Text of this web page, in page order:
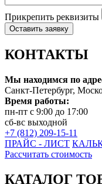
Прикрепить реквизиты
Оставить заявку
КОНТАКТЫ
Мы находимся по
Санкт-Петербург,
Время работы:
пн-пт с 9:00 до 17:00
сб-вс выходной
+7 (812) 209-15-11
ПРАЙС - ЛИСТ
Рассчитать стоимость
КАТАЛОГ